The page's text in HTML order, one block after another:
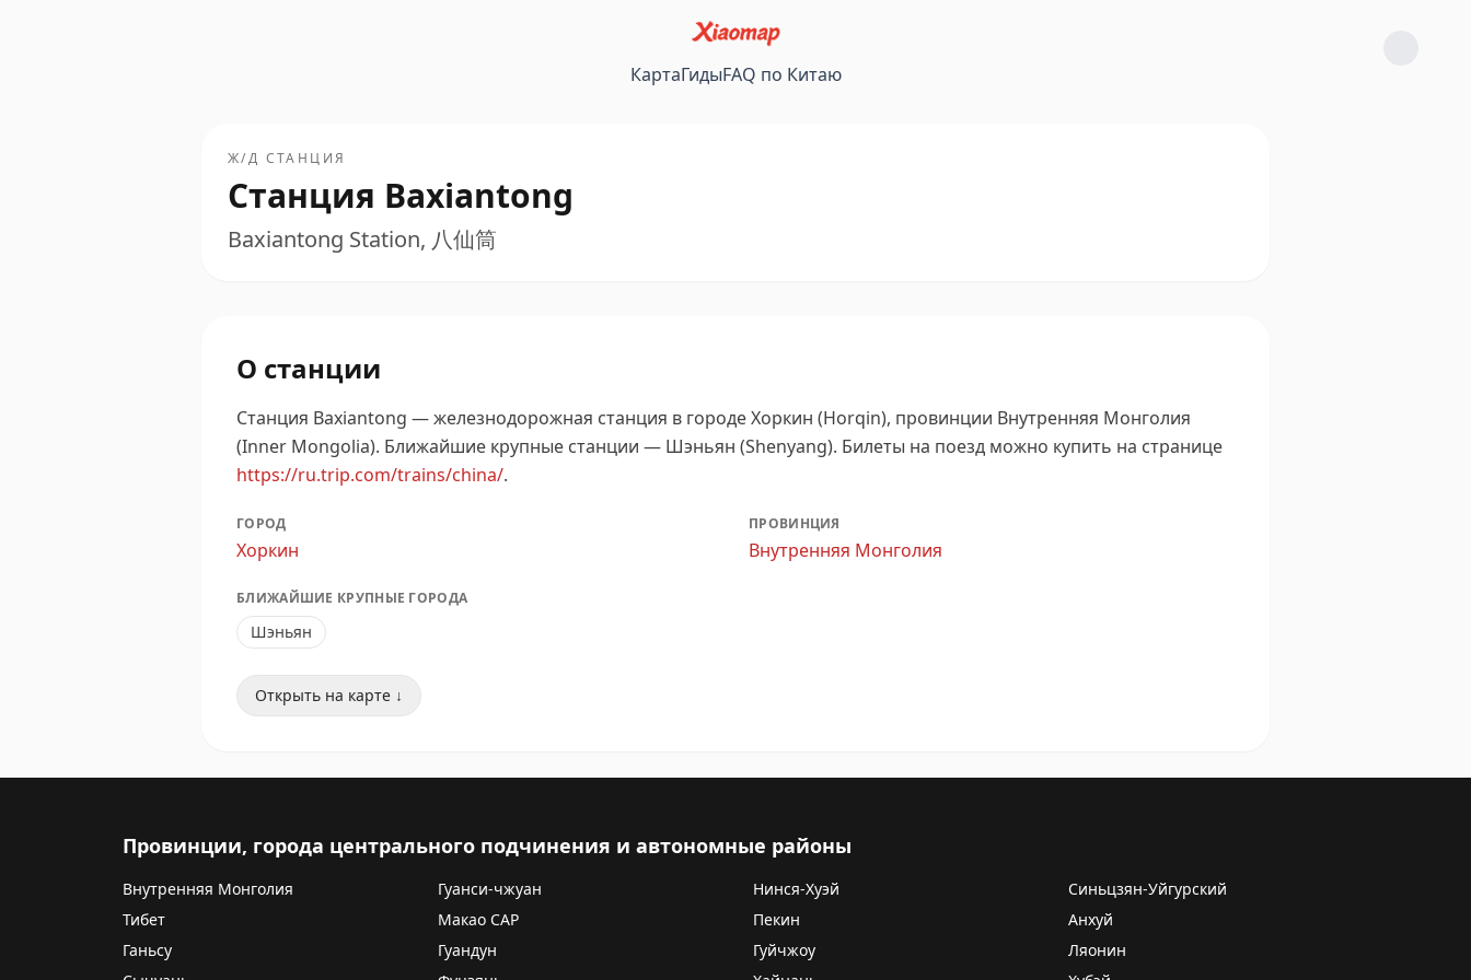
КартаГидыFAQ по Китаю
Ж/Д СТАНЦИЯ
Станция Baxiantong
Baxiantong Station, 八仙筒
О станции
Станция Baxiantong — железнодорожная станция в городе Хоркин (Horqin), провинции Внутренняя Монголия
(Inner Mongolia). Ближайшие крупные станции — Шэньян (Shenyang). Билеты на поезд можно купить на странице
https://ru.trip.com/trains/china/.
ГОРОД
Хоркин
ПРОВИНЦИЯ
Внутренняя Монголия
БЛИЖАЙШИЕ КРУПНЫЕ ГОРОДА
Шэньян
Открыть на карте ↓
Провинции, города центрального подчинения и автономные районы
Внутренняя Монголия Гуанси-чжуан Нинся-Хуэй
Синьцзян-Уйгурский
Тибет
Макао САР Пекин
Анхуй
Ганьсу
Гуандун Гуйчжоу
Ляонин